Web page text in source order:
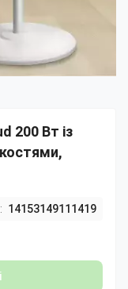
200 Вт із
14153149111419